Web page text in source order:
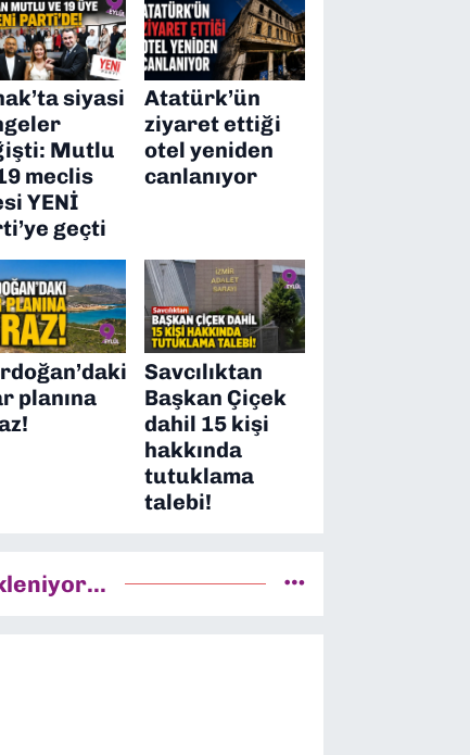
siyasi
Mutlu
meclis
YENİ
geçti
Atatürk’ün
ziyaret ettiği
otel yeniden
canlanıyor
planına
Savcılıktan
Başkan Çiçek
dahil 15 kişi
hakkında
tutuklama
talebi!